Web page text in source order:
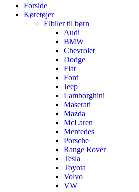
Forside
Køretøjer
Elbiler til børn
Audi
BMW
Chevrolet
Dodge
Fiat
Ford
Jeep
Lamborghini
Maserati
Mazda
McLaren
Mercedes
Porsche
Range Rover
Tesla
Toyota
Volvo
VW